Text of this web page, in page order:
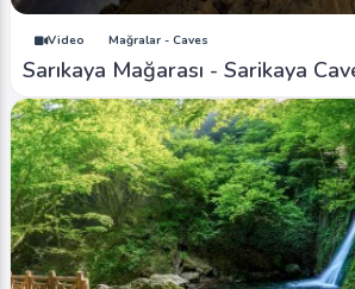
Video Mağralar - Caves
Sarıkaya Mağarası - Sarikaya